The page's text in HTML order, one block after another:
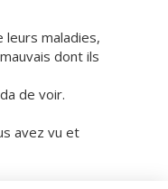
leurs maladies,
dont ils
de voir.
avez vu et